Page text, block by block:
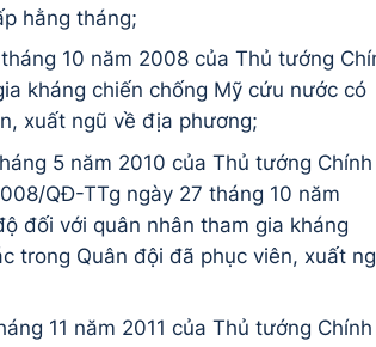
hằng tháng;
10 năm 2008 của Thủ tướng
kháng chiến chống Mỹ cứu nước có
xuất ngũ về địa phương;
5 năm 2010 của Thủ tướng Chính
QĐ-TTg ngày 27 tháng 10 năm
đối với quân nhân tham gia kháng
trong Quân đội đã phục viên, xuất
11 năm 2011 của Thủ tướng Chính